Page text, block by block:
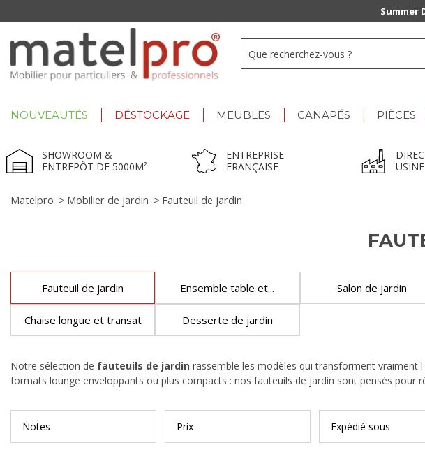
NOUVEAUTÉS DÉSTOCKAGE MEUBLES CANAPÉS PIÈCES
SHOWROOM &
ENTREPÔT DE 5000M²
ENTREPRISE
FRANÇAISE
USINE
Matelpro > Mobilier de jardin > Fauteuil de jardin
Fauteuil de jardin Ensemble table et... Salon de jardin
Chaise longue et transat Desserte de jardin
Notre sélection de fauteuils de jardin rassemble les modèles qui transforment vraiment
formats lounge enveloppants ou plus compacts : nos fauteuils de jardin sont pensés
Notes Prix Expédié sous
Summer